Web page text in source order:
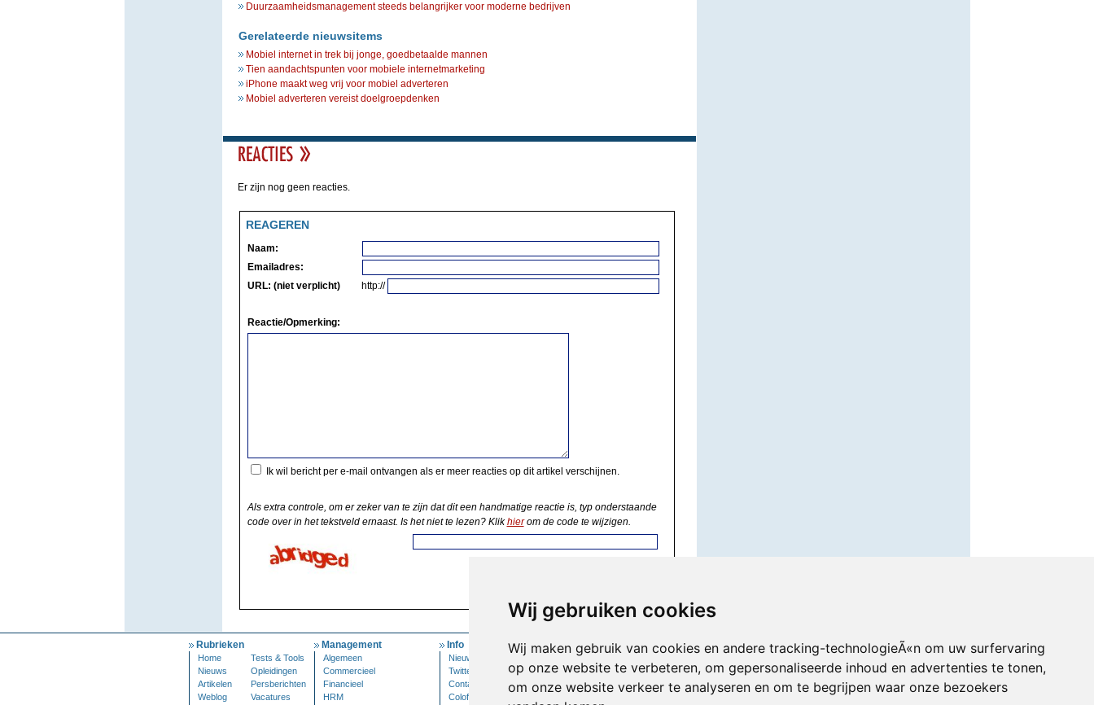
Wij gebruiken cookies
Wij maken gebruik van cookies en andere tracking-technologieÃ«n om uw surfervaring
op onze website te verbeteren, om gepersonaliseerde inhoud en advertenties te tonen,
om onze website verkeer te analyseren en om te begrijpen waar onze bezoekers
Duurzaamheidsmanagement steeds belangrijker voor moderne bedrijven
Gerelateerde nieuwsitems
Mobiel internet in trek bij jonge, goedbetaalde mannen
Tien aandachtspunten voor mobiele internetmarketing
iPhone maakt weg vrij voor mobiel adverteren
Mobiel adverteren vereist doelgroepdenken
Er zijn nog geen reacties.
REAGEREN
Naam:
Emailadres:
URL: (niet verplicht)
http://
Reactie/Opmerking:
Ik wil bericht per e-mail ontvangen als er meer reacties op dit artikel verschijnen.
Als extra controle, om er zeker van te zijn dat dit een handmatige reactie is, typ onderstaande
code over in het tekstveld ernaast. Is het niet te lezen? Klikhierom de code te wijzigen.
Rubrieken
Home
Tests & Tools
Nieuws
Opleidingen
Artikelen
Persberichten
Weblog
Vacatures
Management
Algemeen
Commercieel
Financieel
HRM
Info
Nieuwsbrief
Twitter
Contact
Colofon
Mijn Account
Inloggen